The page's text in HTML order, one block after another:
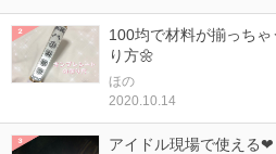
100均で材料が揃っち
り方🌼
ほの
2020.10.14
アイドル現場で使える